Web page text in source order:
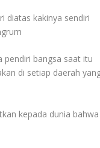
diatas kakinya sendiri
pendiri bangsa saat itu
di setiap daerah
kepada dunia bahwa